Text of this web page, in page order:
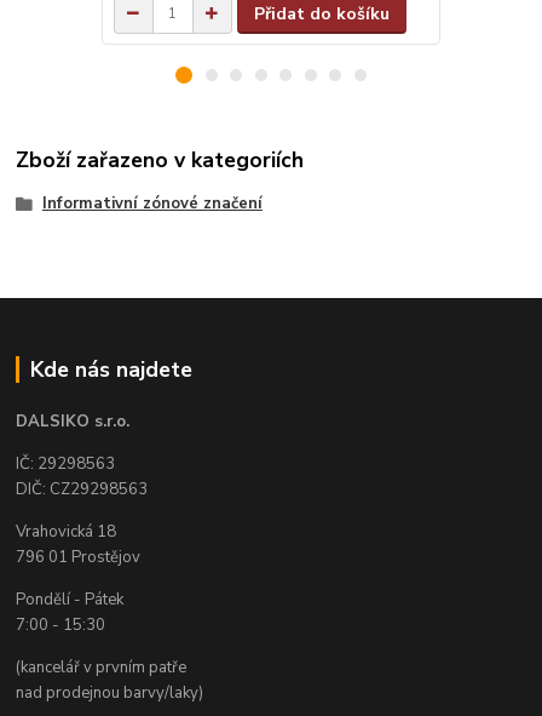
Přidat do košíku
Zboží zařazeno v kategoriích
Informativní zónové značení
Kde nás najdete
DALSIKO s.r.o.
IČ: 29298563
DIČ: CZ29298563
Vrahovická 18
796 01 Prostějov
Pondělí - Pátek
7:00 - 15:30
(kancelář v prvním patře
nad prodejnou barvy/laky)